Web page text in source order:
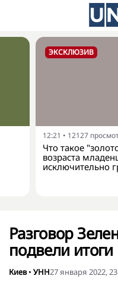
ЭКСКЛЮЗИВ
12:21 • 12127
Что такое
возраста
исключительно
Разговор
подвели итоги
Киев• УНН27 января 2022,